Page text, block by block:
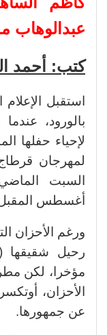
عبدالوهاب
كتب: أحمد
استقبل
بالورود،
لمهرجان
أغسطس
ورغم الأحزان
رحيل شقيقها
مؤخرا، لكن
الأحزان،
عن جمهورها.